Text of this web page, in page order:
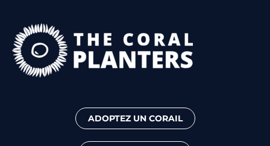
ADOPTEZ UN CORAIL